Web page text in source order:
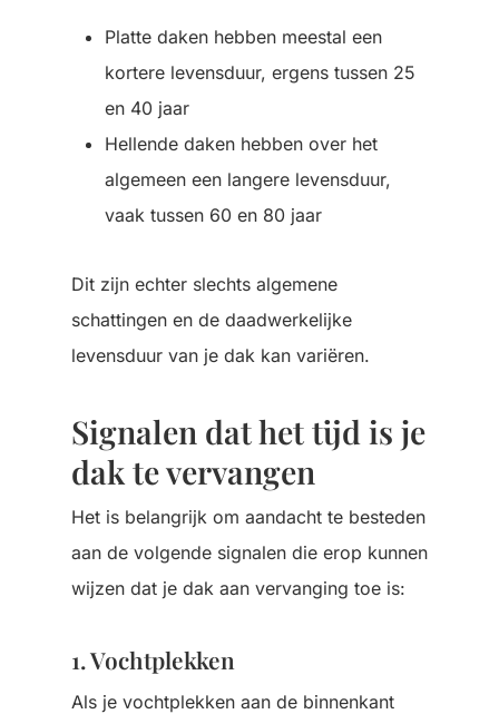
Platte daken hebben meestal een
kortere levensduur, ergens tussen 25
en 40 jaar
Hellende daken hebben over het
algemeen een langere levensduur,
vaak tussen 60 en 80 jaar
Dit zijn echter slechts algemene
schattingen en de daadwerkelijke
levensduur van je dak kan variëren.
Signalen dat het tijd is je
dak te vervangen
Het is belangrijk om aandacht te besteden
aan de volgende signalen die erop kunnen
wijzen dat je dak aan vervanging toe is:
1. Vochtplekken
Als je vochtplekken aan de binnenkant